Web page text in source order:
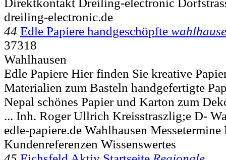
dreiling-electronic.de
44 Edle Papiere handgeschöpfte
37318
Wahlhausen
Edle Papiere Hier finden Sie kreative
Materialien zum Basteln handgefertigte
Nepal schönes Papier und Karton zum
... Inh. Roger Ullrich Kreisstraszlig;e D-
edle-papiere.de Wahlhausen
Kundenreferenzen Wissenswertes